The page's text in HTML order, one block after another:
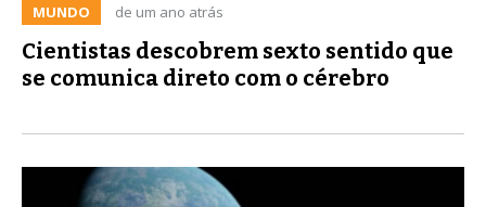
MUNDO de um ano atrás
Cientistas descobrem sexto sentido que
se comunica direto com o cérebro